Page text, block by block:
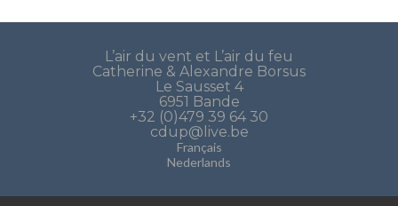
L’air du vent et L’air du feu
Catherine & Alexandre Borsus
Le Sausset 4
6951 Bande
+32 (0)479 39 64 30
cdup@live.be
Français
Nederlands